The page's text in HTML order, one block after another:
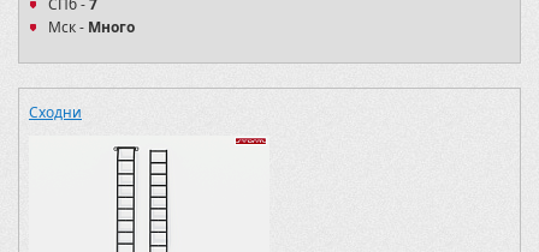
СПб -7
Мск - Много
Сходни